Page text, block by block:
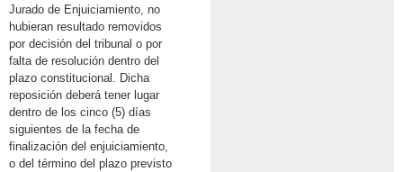
Jurado de Enjuiciamiento, no
hubieran resultado removidos
por decisión del tribunal o por
falta de resolución dentro del
plazo constitucional. Dicha
reposición deberá tener lugar
dentro de los cinco (5) días
siguientes de la fecha de
finalización del enjuiciamiento,
o del término del plazo previsto